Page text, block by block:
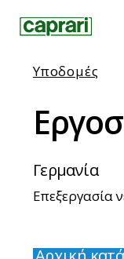
contentΥποδομές
Γερμανία
Επεξεργασία